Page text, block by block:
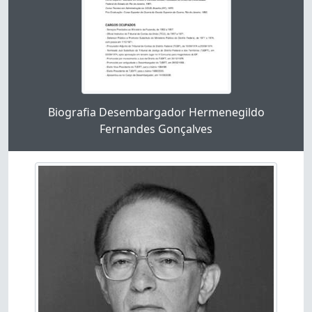
Ao clicar no link deste título da descrição a
Biografia Desembargador Hermenegildo
Fernandes Gonçalves